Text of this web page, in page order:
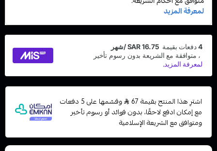
اشترِ هذا المنتج بقيمة 67
وقسّمها على 5 دفعات
مع إمكان ادفع لاحقًا، بدون فوائد أو رسوم تأخير
ومتوافق مع الشريعة الإسلامية